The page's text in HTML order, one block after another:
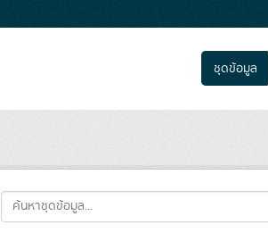
ชุดข้อมูล